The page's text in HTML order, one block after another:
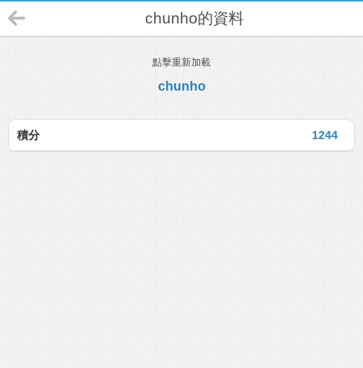
chunho的資料
點擊重新加載
chunho
1244
積分